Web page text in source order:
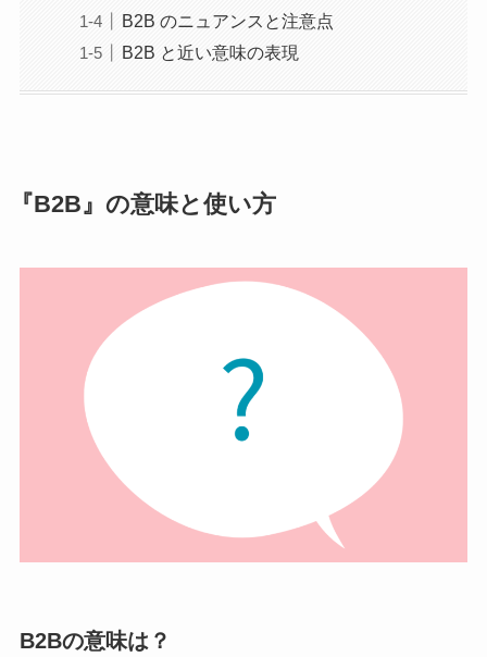
B2B のニュアンスと注意点
B2B と近い意味の表現
『B2B』の意味と使い方
B2Bの意味は？